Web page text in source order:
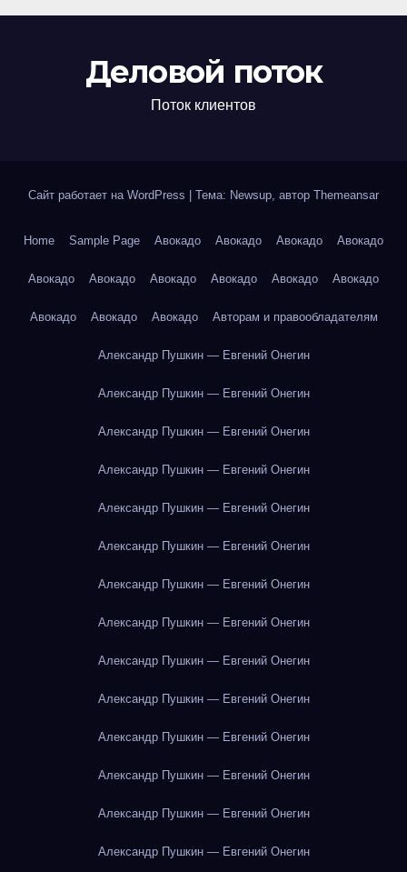
Деловой поток
Поток клиентов
Сайт работает на WordPress Тема: Newsup, автор Themeansar
Home Sample Page Авокадо Авокадо Авокадо Авокадо
Авокадо Авокадо Авокадо Авокадо Авокадо Авокадо
Авокадо Авокадо Авокадо Авторам и правообладателям
Александр Пушкин — Евгений Онегин
Александр Пушкин — Евгений Онегин
Александр Пушкин — Евгений Онегин
Александр Пушкин — Евгений Онегин
Александр Пушкин — Евгений Онегин
Александр Пушкин — Евгений Онегин
Александр Пушкин — Евгений Онегин
Александр Пушкин — Евгений Онегин
Александр Пушкин — Евгений Онегин
Александр Пушкин — Евгений Онегин
Александр Пушкин — Евгений Онегин
Александр Пушкин — Евгений Онегин
Александр Пушкин — Евгений Онегин
Александр Пушкин — Евгений Онегин